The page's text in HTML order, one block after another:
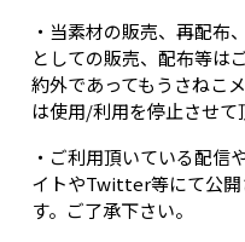
・当素材の販売、再配布
としての販売、配布等は
約外であってもうさねこ
は使用/利用を停止させて
・ご利用頂いている配信
イトやTwitter等にて公開
す。ご了承下さい。